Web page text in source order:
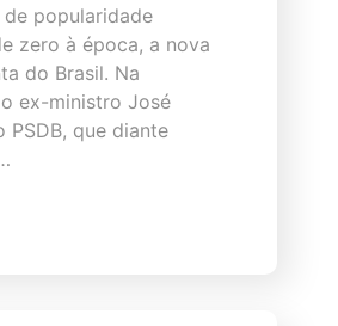
de popularidade
zero à época, a nova
do Brasil. Na
ex-ministro José
PSDB, que diante